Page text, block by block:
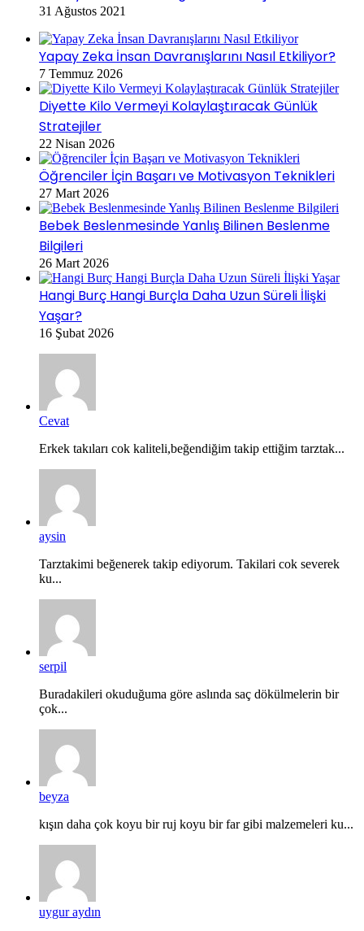
31 Ağustos 2021
Yapay Zeka İnsan Davranışlarını Nasıl Etkiliyor?
7 Temmuz 2026
Diyette Kilo Vermeyi Kolaylaştıracak Günlük
Stratejiler
22 Nisan 2026
Öğrenciler İçin Başarı ve Motivasyon Teknikleri
27 Mart 2026
Bebek Beslenmesinde Yanlış Bilinen Beslenme
Bilgileri
26 Mart 2026
Hangi Burç Hangi Burçla Daha Uzun Süreli İlişki
Yaşar?
16 Şubat 2026
Cevat
Erkek takıları cok kaliteli,beğendiğim takip ettiğim tarztak...
aysin
Tarztakimi beğenerek takip ediyorum. Takilari cok severek
ku...
serpil
Buradakileri okuduğuma göre aslında saç dökülmelerin bir
çok...
beyza
kışın daha çok koyu bir ruj koyu bir far gibi malzemeleri ku...
uygur aydın